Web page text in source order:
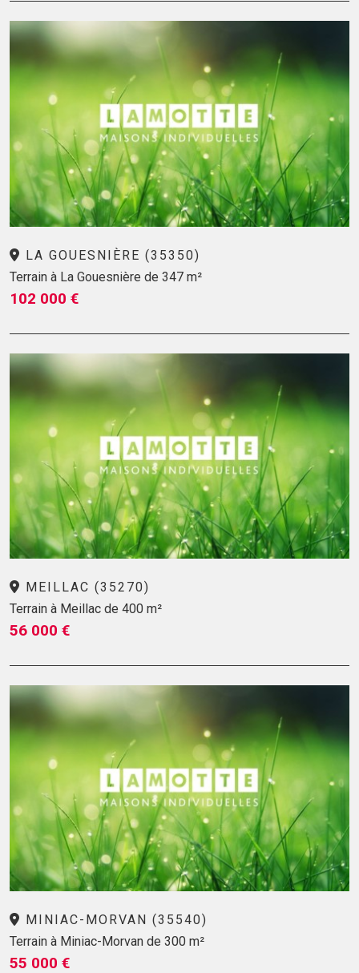
LA GOUESNIÈRE (35350)
Terrain à La Gouesnière de 347 m²
102 000 €
MEILLAC (35270)
Terrain à Meillac de 400 m²
56 000 €
MINIAC-MORVAN (35540)
Terrain à Miniac-Morvan de 300 m²
55 000 €